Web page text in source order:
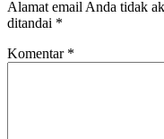
Alamat email Anda tidak
ditandai *
Komentar *